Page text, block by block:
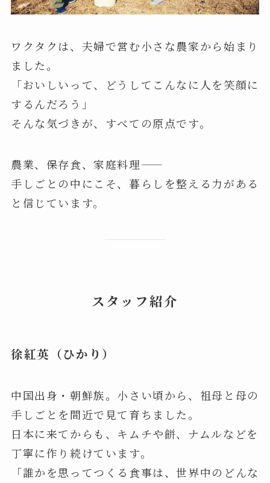
ワクタクは、夫婦で営む小さな農家から始まり
ました。
「おいしいって、どうしてこんなに人を笑顔に
するんだろう」
そんな気づきが、すべての原点です。
農業、保存食、家庭料理——
手しごとの中にこそ、暮らしを整える力がある
と信じています。
スタッフ紹介
徐紅英（ひかり）
中国出身・朝鮮族。小さい頃から、祖母と母の
手しごとを間近で見て育ちました。
日本に来てからも、キムチや餅、ナムルなどを
丁寧に作り続けています。
「誰かを思ってつくる食事は、世界中のどんな